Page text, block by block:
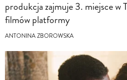
produkcja zajmuje 3. miejsce w
filmów platformy
ANTONINA ZBOROWSKA